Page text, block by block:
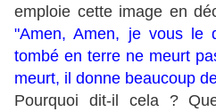
emploie cette image en
"Amen, Amen, je vous
tombé en terre ne meurt
meurt, il donne beaucoup
Pourquoi dit-il cela ?